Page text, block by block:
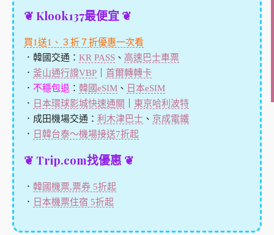
❦ Klook137最便宜 ❦
買1送1、３折７折優惠一次看
．韓國交通： KR PASS、 高速巴士車票
． 釜山通行證VBP｜ 首爾轉轉卡
． 不穩包退 ： 韓國eSIM、 日本eSIM
． 日本環球影城快速通關
東京哈利波特
．成田機場交通： 利木津巴士、 京成電鐵
． 日韓台泰～機場接送7折起
❦ Trip.com找優惠 ❦
． 韓國機票,票券 5折起
． 日本機票住宿 5折起